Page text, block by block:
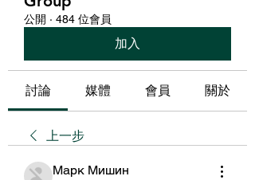
公開 · 484 位會員
加入
討論 媒體 會員 關於
上一步
Марк Мишин